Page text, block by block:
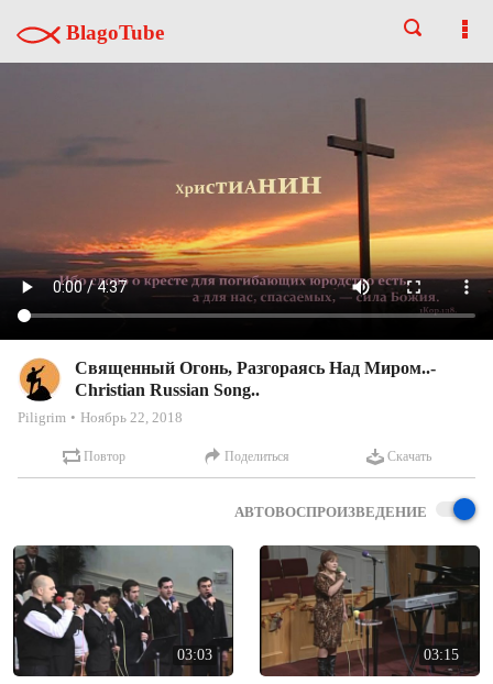
BlagoTube
Священный Огонь, Разгораясь Над Миром..-
Christian Russian Song..
Piligrim Ноябрь 22, 2018
Повтор Поделиться Скачать
АВТОВОСПРОИЗВЕДЕНИЕ
03:03 03:15